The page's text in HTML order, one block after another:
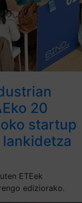
20
startup
ETEek
ediziorako.